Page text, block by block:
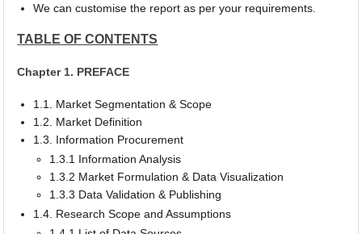
We can customise the report as per your requirements.
TABLE OF CONTENTS
Chapter 1. PREFACE
1.1. Market Segmentation & Scope
1.2. Market Definition
1.3. Information Procurement
1.3.1 Information Analysis
1.3.2 Market Formulation & Data Visualization
1.3.3 Data Validation & Publishing
1.4. Research Scope and Assumptions